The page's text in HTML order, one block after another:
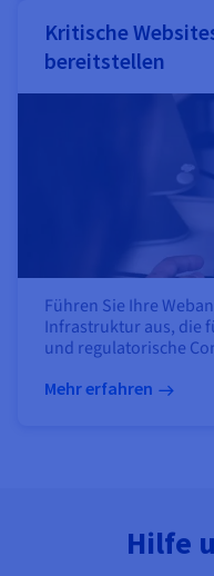
Kritische
bereitstellen
Führen Sie Ihre
Infrastruktur aus, die
und regulatorische
Mehr erfahren
Hilfe